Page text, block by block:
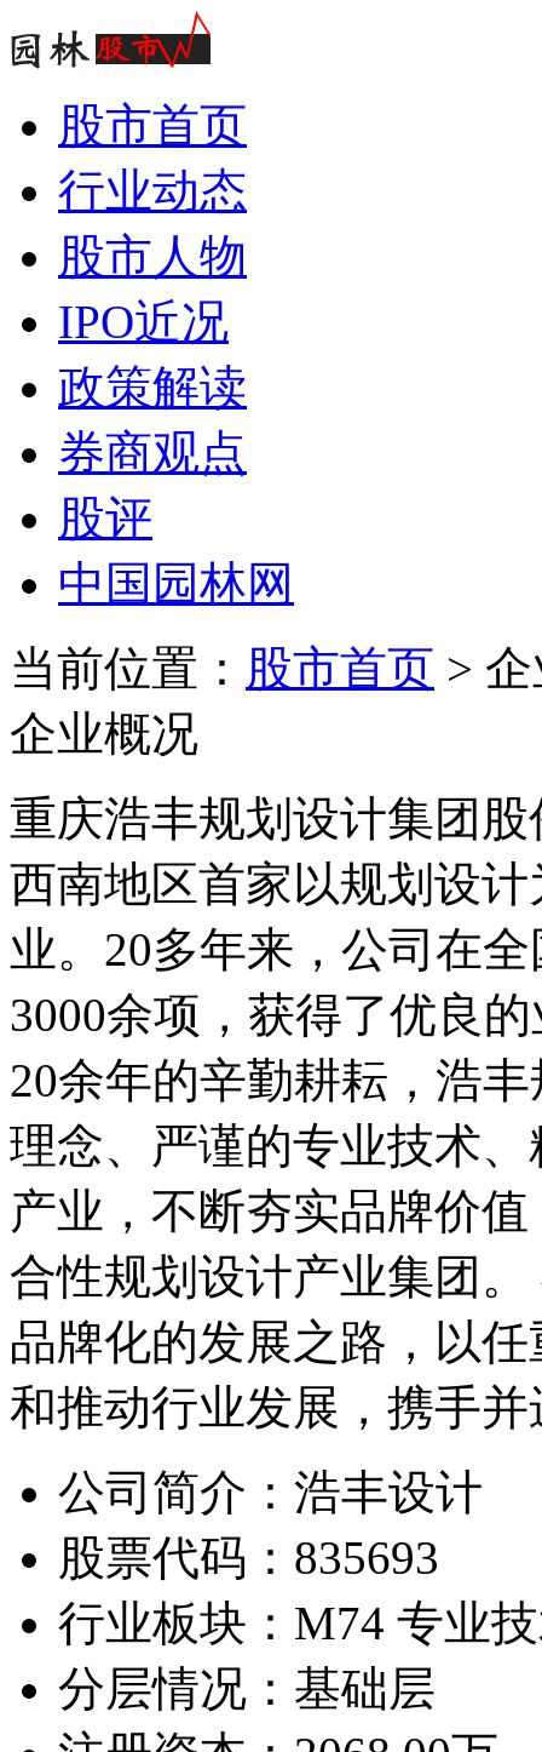
股市首页
行业动态
股市人物
IPO近况
政策解读
券商观点
股评
中国园林网
当前位置： 股市首页 >
企业概况
重庆浩丰规划设计集团
西南地区首家以规划设
业。20多年来，公司在
3000余项，获得了优良
20余年的辛勤耕耘，浩
理念、严谨的专业技术
产业，不断夯实品牌价
合性规划设计产业集团
品牌化的发展之路，以
和推动行业发展，携手
公司简介： 浩丰设计
股票代码： 835693
行业板块： M74 专业
分层情况： 基础层